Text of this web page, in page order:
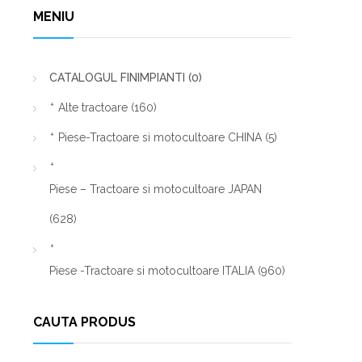
MENIU
CATALOGUL FINIMPIANTI (0)
Alte tractoare (160)
Piese-Tractoare si motocultoare CHINA (5)
Piese – Tractoare si motocultoare JAPAN
(628)
Piese -Tractoare si motocultoare ITALIA (960)
CAUTA PRODUS